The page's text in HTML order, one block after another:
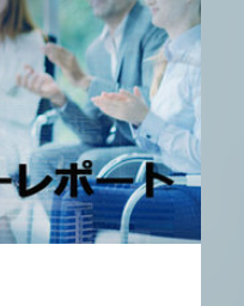
いて
「イノベーションを数値化
される事業の基準と、終活
」に学ぶ資金調達・巻き込